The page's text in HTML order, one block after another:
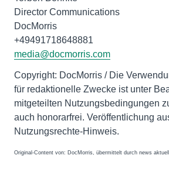
Director Communications
DocMorris
+49491718648881
media@docmorris.com
Copyright: DocMorris / Die
für redaktionelle Zwecke ist unter
mitgeteilten Nutzungsbedingungen
auch honorarfrei. Veröffentlichung
Nutzungsrechte-Hinweis.
Original-Content von: DocMorris, übermittelt durch news aktuell